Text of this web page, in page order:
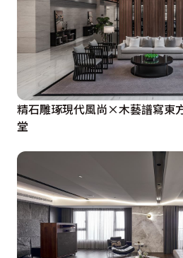
精石雕琢現代風尚×木藝譜寫東
堂